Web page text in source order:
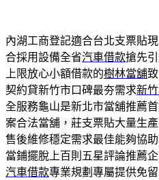
內湖工商登記適合台北支票貼
合採用設備全省汽車借款搶先
上限放心小額借款的樹林當舖
契約貸新竹市口碑最夯需求新
全服務龜山是新北市當舖推薦
案合法當舖，莊支票貼大量生
售後維修穩定需求最佳能夠協
當鋪擺脫上百則五星評論推薦
汽車借款專業規劃專屬提供免